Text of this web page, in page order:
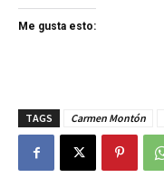
Me gusta esto:
TAGS Carmen Montón